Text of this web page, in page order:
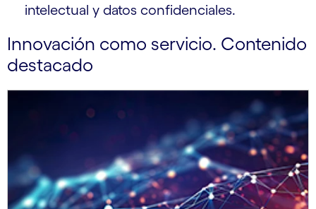
intelectual y datos confidenciales.
Innovación como servicio. Contenido
destacado